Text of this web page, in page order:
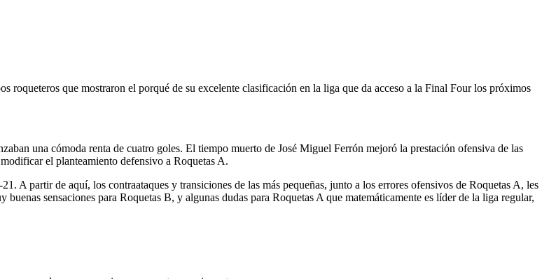
roqueteros que mostraron el porqué de su excelente clasificación en la liga que da acceso a la Final Four los próximos
una cómoda renta de cuatro goles. El tiempo muerto de José Miguel Ferrón mejoró la prestación ofensiva de las
el planteamiento defensivo a Roquetas A.
A partir de aquí, los contraataques y transiciones de las más pequeñas, junto a los errores ofensivos de Roquetas A, les
sensaciones para Roquetas B, y algunas dudas para Roquetas A que matemáticamente es líder de la liga regular,